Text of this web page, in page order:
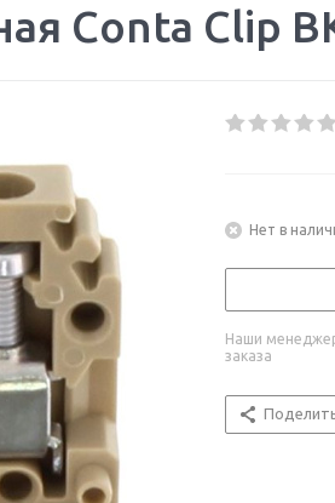
Conta Clip
Нет в
Наши
заказа